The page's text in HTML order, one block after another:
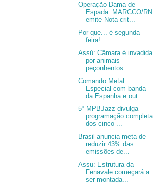
Operação Dama de
Espada: MARCCO/RN
emite Nota crit...
Por que... é segunda
feira!
Assú: Câmara é invadida
por animais
peçonhentos
Comando Metal:
Especial com banda
da Espanha e out...
5º MPBJazz divulga
programação completa
dos cinco ...
Brasil anuncia meta de
reduzir 43% das
emissões de...
Assu: Estrutura da
Fenavale começará a
ser montada...